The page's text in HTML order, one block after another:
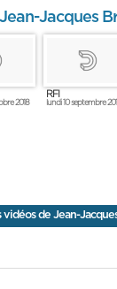
Jacques
2018
RFI
lundi 10 septembre
vidéos de Jean-